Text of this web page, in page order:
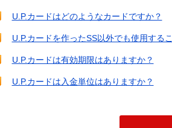
U.P.カードはどのようなカードですか？
U.P.カードを作ったSS以外でも使用する
U.P.カードは有効期限はありますか？
U.P.カードは入金単位はありますか？